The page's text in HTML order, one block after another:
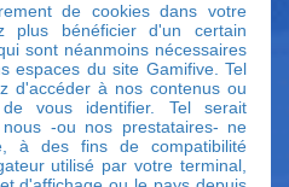
de cookies dans votre
plus bénéficier d'un certain
sont néanmoins nécessaires
espaces du site Gamifive. Tel
d'accéder à nos contenus ou
vous identifier. Tel serait
-ou nos prestataires- ne
à des fins de compatibilité
utilisé par votre terminal,